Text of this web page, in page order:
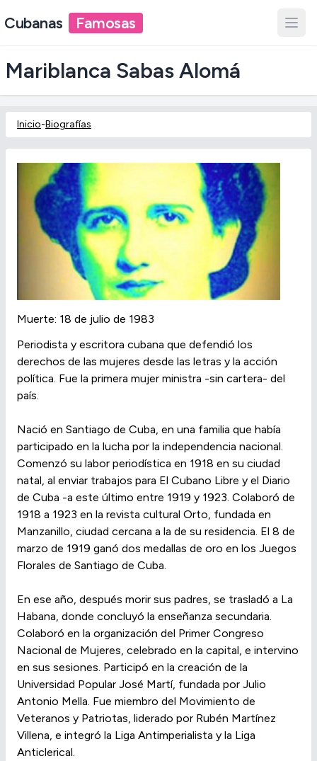
Cubanas Famosas
Mariblanca Sabas Alomá
Inicio-Biografías
Muerte: 18 de julio de 1983
Periodista y escritora cubana que defendió los
derechos de las mujeres desde las letras y la acción
política. Fue la primera mujer ministra -sin cartera- del
país.
Nació en Santiago de Cuba, en una familia que había
participado en la lucha por la independencia nacional.
Comenzó su labor periodística en 1918 en su ciudad
natal, al enviar trabajos para El Cubano Libre y el Diario
de Cuba -a este último entre 1919 y 1923. Colaboró de
1918 a 1923 en la revista cultural Orto, fundada en
Manzanillo, ciudad cercana a la de su residencia. El 8 de
marzo de 1919 ganó dos medallas de oro en los Juegos
Florales de Santiago de Cuba.
En ese año, después morir sus padres, se trasladó a La
Habana, donde concluyó la enseñanza secundaria.
Colaboró en la organización del Primer Congreso
Nacional de Mujeres, celebrado en la capital, e intervino
en sus sesiones. Participó en la creación de la
Universidad Popular José Martí, fundada por Julio
Antonio Mella. Fue miembro del Movimiento de
Veteranos y Patriotas, liderado por Rubén Martínez
Villena, e integró la Liga Antimperialista y la Liga
Anticlerical.